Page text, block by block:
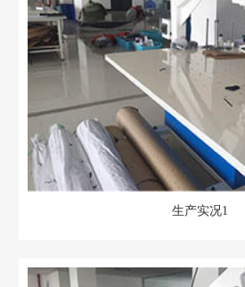
生产实况1